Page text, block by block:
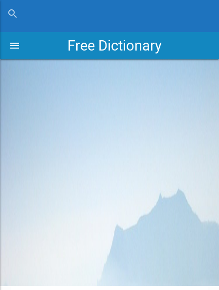
search
Free Dictionary
menu